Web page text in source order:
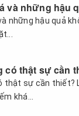
và những hậu
những hậu quả
có thật sự cần
thật sự cần thiết?
khá...